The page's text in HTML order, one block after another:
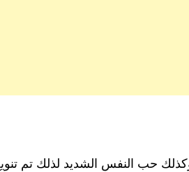
حب النفس الشديد لذلك تم